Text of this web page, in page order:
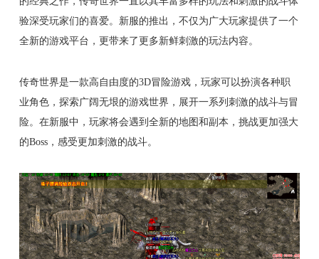
验深受玩家们的喜爱。新服的推出，不仅为广大玩家提供了一个
全新的游戏平台，更带来了更多新鲜刺激的玩法内容。
传奇世界是一款高自由度的3D冒险游戏，玩家可以扮演各种职
业角色，探索广阔无垠的游戏世界，展开一系列刺激的战斗与冒
险。在新服中，玩家将会遇到全新的地图和副本，挑战更加强大
的Boss，感受更加刺激的战斗。